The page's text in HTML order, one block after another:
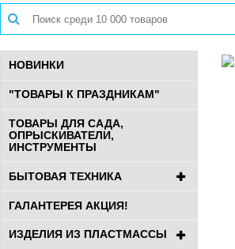
НОВИНКИ
"ТОВАРЫ К ПРАЗДНИКАМ"
ТОВАРЫ ДЛЯ САДА,
ОПРЫСКИВАТЕЛИ,
ИНСТРУМЕНТЫ
БЫТОВАЯ ТЕХНИКА
ГАЛАНТЕРЕЯ АКЦИЯ!
ИЗДЕЛИЯ ИЗ ПЛАСТМАССЫ